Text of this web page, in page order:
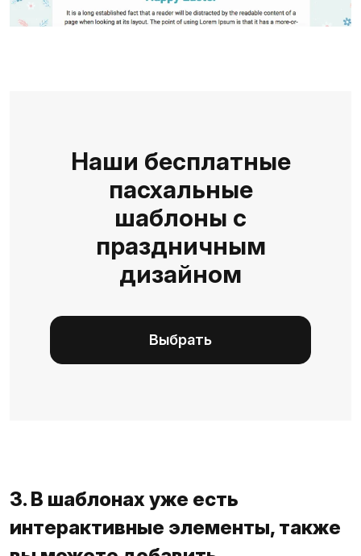
Наши бесплатные
пасхальные
шаблоны с
праздничным
дизайном
Выбрать
3. В шаблонах уже есть
интерактивные элементы, также